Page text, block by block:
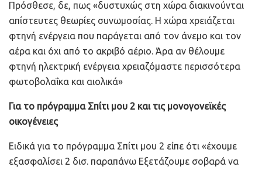
Πρόσθεσε, δε, πως «δυστυχώς στη χώρα διακινούνται
απίστευτες θεωρίες συνωμοσίας. Η χώρα χρειάζεται
φτηνή ενέργεια που παράγεται από τον άνεμο και τον
αέρα και όχι από το ακριβό αέριο. Άρα αν θέλουμε
φτηνή ηλεκτρική ενέργεια χρειαζόμαστε περισσότερα
φωτοβολαΐκα και αιολικά»
Για το πρόγραμμα Σπίτι μου 2 και τις μονογονεϊκές
οικογένειες
Ειδικά για το πρόγραμμα Σπίτι μου 2 είπε ότι «έχουμε
εξασφαλίσει 2 δισ. παραπάνω Εξετάζουμε σοβαρά να